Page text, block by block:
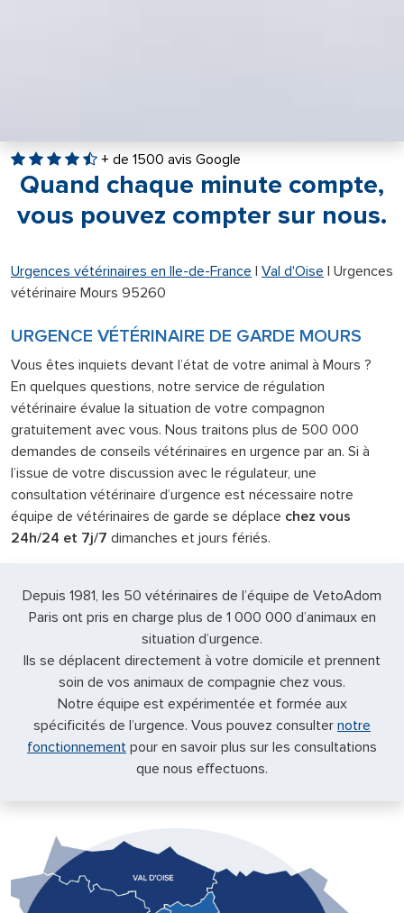
+ de 1500 avis Google
Quand chaque minute compte,
vous pouvez compter sur nous.
Urgences vétérinaires en Ile-de-France | Val d'Oise | Urgences
vétérinaire Mours 95260
URGENCE VÉTÉRINAIRE DE GARDE MOURS
Vous êtes inquiets devant l’état de votre animal à Mours ?
En quelques questions, notre service de régulation
vétérinaire évalue la situation de votre compagnon
gratuitement avec vous. Nous traitons plus de 500 000
demandes de conseils vétérinaires en urgence par an. Si à
l’issue de votre discussion avec le régulateur, une
consultation vétérinaire d’urgence est nécessaire notre
équipe de vétérinaires de garde se déplace chez vous
24h/24 et 7j/7 dimanches et jours fériés.
Depuis 1981, les 50 vétérinaires de l’équipe de VetoAdom
Paris ont pris en charge plus de 1 000 000 d’animaux en
situation d’urgence.
Ils se déplacent directement à votre domicile et prennent
soin de vos animaux de compagnie chez vous.
Notre équipe est expérimentée et formée aux
spécificités de l’urgence. Vous pouvez consulter notre
fonctionnement pour en savoir plus sur les consultations
que nous effectuons.